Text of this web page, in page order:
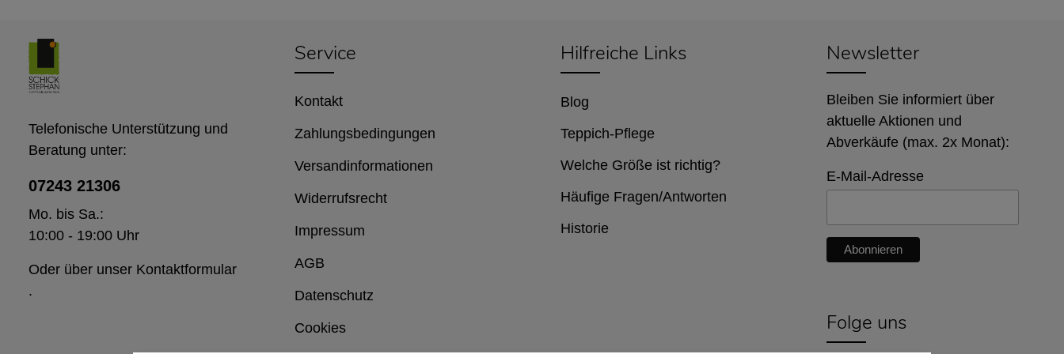
Service
Kontakt
Zahlungsbedingungen
Versandinformationen
Widerrufsrecht
Impressum
AGB
Datenschutz
Cookies
Newsletter
Bleiben Sie informiert über
aktuelle Aktionen und
Abverkäufe (max. 2x Monat):
E-Mail-Adresse
Folge uns
Telefonische Unterstützung und
Beratung unter:
07243 21306
Mo. bis Sa.:
10:00 - 19:00 Uhr
Oder über unser Kontaktformular
.
Hilfreiche Links
Blog
Teppich-Pflege
Welche Größe ist richtig?
Häufige Fragen/Antworten
Historie